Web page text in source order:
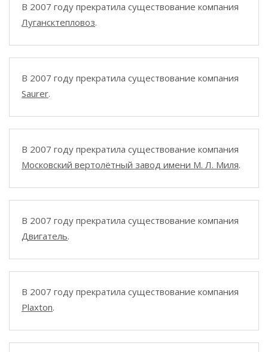
В 2007 году прекратила существование компания
Лугансктепловоз.
В 2007 году прекратила существование компания
Saurer.
В 2007 году прекратила существование компания
Московский вертолётный завод имени М. Л. Миля.
В 2007 году прекратила существование компания
Двигатель.
В 2007 году прекратила существование компания
Plaxton.